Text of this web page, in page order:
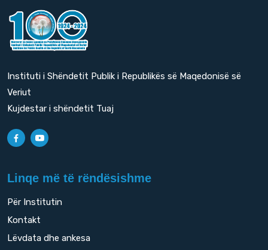
Instituti i Shëndetit Publik i Republikës së Maqedonisë së
Veriut
Kujdestar i shëndetit Tuaj
Linqe më të rëndësishme
Për Institutin
Kontakt
Lëvdata dhe ankesa